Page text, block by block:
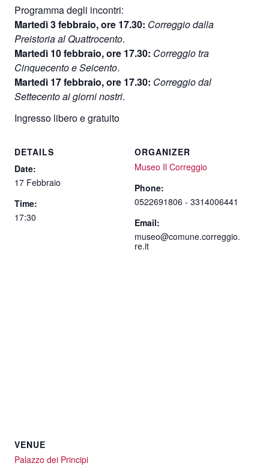
Programma degli incontri:
Martedì 3 febbraio, ore 17.30: Correggio dalla
Preistoria al Quattrocento.
Martedì 10 febbraio, ore 17.30: Correggio tra
Cinquecento e Seicento.
Martedì 17 febbraio, ore 17.30: Correggio dal
Settecento ai giorni nostri.
Ingresso libero e gratuito
DETAILS
Date:
17 Febbraio
Time:
17:30
ORGANIZER
Museo Il Correggio
Phone:
0522691806 - 3314006441
Email:
museo@comune.correggio.
re.it
VENUE
Palazzo dei Principi